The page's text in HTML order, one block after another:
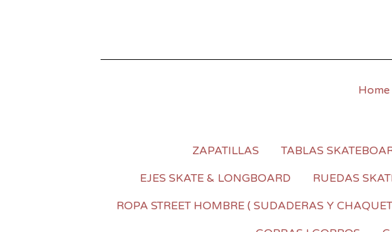
Home
ZAPATILLAS TABLAS
EJES SKATE & LONGBOARD
RUEDAS
ROPA STREET HOMBRE ( SUDADERAS Y